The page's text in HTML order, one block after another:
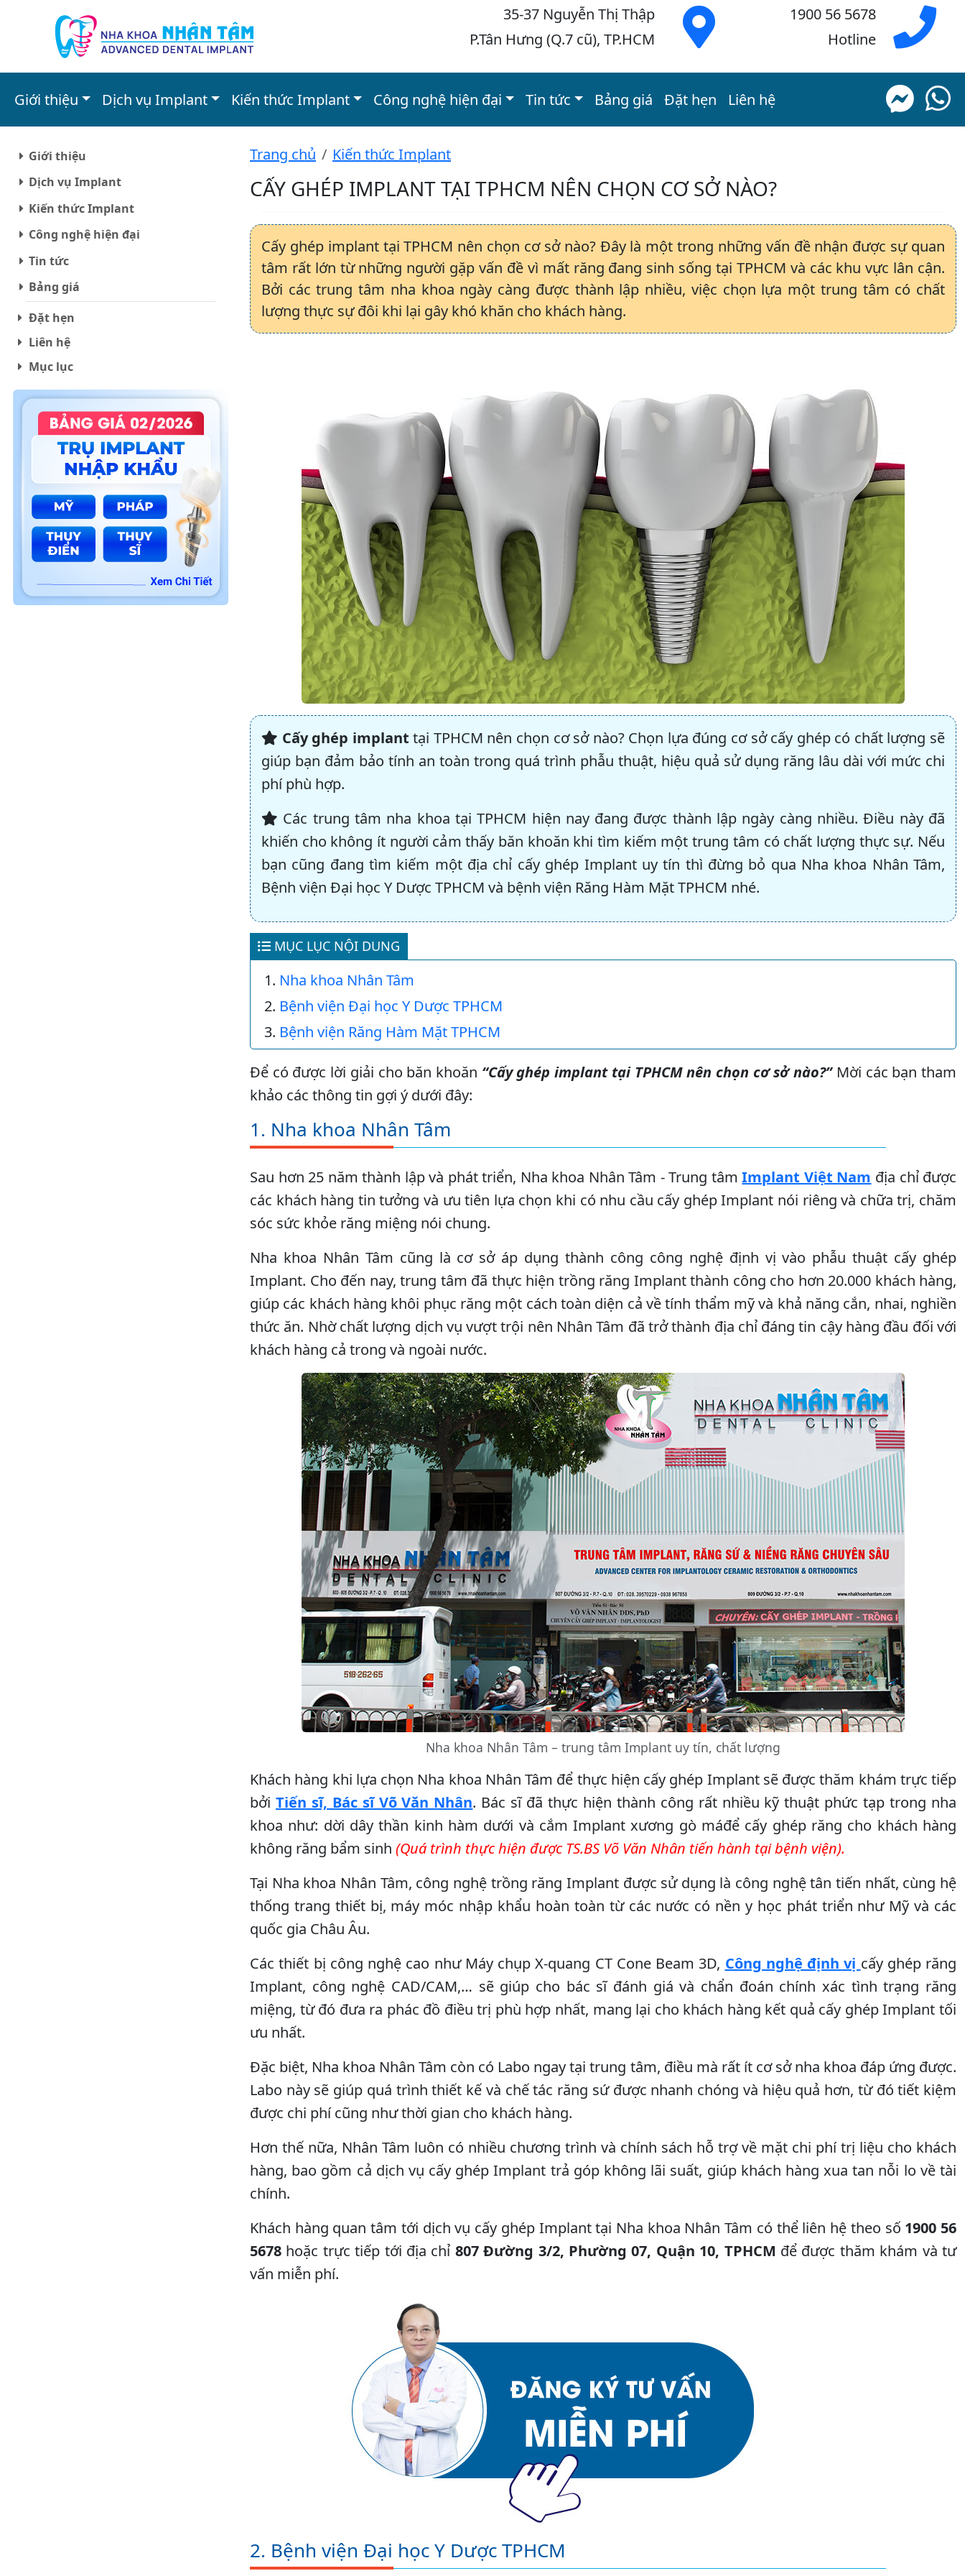
35-37 Nguyễn Thị Thập
P.Tân Hưng (Q.7 cũ), TP.HCM
1900 56 5678
Hotline
Giới thiệu Dịch vụ Implant Kiến thức Implant Công nghệ hiện đại Tin tức Bảng giá Đặt hẹn Liên hệ
Giới thiệu
Dịch vụ Implant
Kiến thức Implant
Công nghệ hiện đại
Tin tức
Bảng giá
Đặt hẹn
Liên hệ
Mục lục
Trang chủ Kiến thức Implant
CẤY GHÉP IMPLANT TẠI TPHCM NÊN CHỌN CƠ SỞ NÀO?
Cấy ghép implant tại TPHCM nên chọn cơ sở nào? Đây là một trong những vấn đề nhận được sự quan
tâm rất lớn từ những người gặp vấn đề vì mất răng đang sinh sống tại TPHCM và các khu vực lân cận.
Bởi các trung tâm nha khoa ngày càng được thành lập nhiều, việc chọn lựa một trung tâm có chất
lượng thực sự đôi khi lại gây khó khăn cho khách hàng.
Cấy ghép implant tại TPHCM nên chọn cơ sở nào? Chọn lựa đúng cơ sở cấy ghép có chất lượng sẽ
giúp bạn đảm bảo tính an toàn trong quá trình phẫu thuật, hiệu quả sử dụng răng lâu dài với mức chi
phí phù hợp.
Các trung tâm nha khoa tại TPHCM hiện nay đang được thành lập ngày càng nhiều. Điều này đã
khiến cho không ít người cảm thấy băn khoăn khi tìm kiếm một trung tâm có chất lượng thực sự. Nếu
bạn cũng đang tìm kiếm một địa chỉ cấy ghép Implant uy tín thì đừng bỏ qua Nha khoa Nhân Tâm,
Bệnh viện Đại học Y Dược TPHCM và bệnh viện Răng Hàm Mặt TPHCM nhé.
MỤC LỤC NỘI DUNG
Nha khoa Nhân Tâm
Bệnh viện Đại học Y Dược TPHCM
Bệnh viện Răng Hàm Mặt TPHCM
Để có được lời giải cho băn khoăn “Cấy ghép implant tại TPHCM nên chọn cơ sở nào?” Mời các bạn tham
khảo các thông tin gợi ý dưới đây:
1. Nha khoa Nhân Tâm
Sau hơn 25 năm thành lập và phát triển, Nha khoa Nhân Tâm - Trung tâmImplant Việt Nam địa chỉ được
các khách hàng tin tưởng và ưu tiên lựa chọn khi có nhu cầu cấy ghép Implant nói riêng và chữa trị, chăm
sóc sức khỏe răng miệng nói chung.
Nha khoa Nhân Tâm cũng là cơ sở áp dụng thành công công nghệ định vị vào phẫu thuật cấy ghép
Implant. Cho đến nay, trung tâm đã thực hiện trồng răng Implant thành công cho hơn 20.000 khách hàng,
giúp các khách hàng khôi phục răng một cách toàn diện cả về tính thẩm mỹ và khả năng cắn, nhai, nghiền
thức ăn. Nhờ chất lượng dịch vụ vượt trội nên Nhân Tâm đã trở thành địa chỉ đáng tin cậy hàng đầu đối với
khách hàng cả trong và ngoài nước.
Nha khoa Nhân Tâm – trung tâm Implant uy tín, chất lượng
Khách hàng khi lựa chọn Nha khoa Nhân Tâm để thực hiện cấy ghép Implant sẽ được thăm khám trực tiếp
bởi Tiến sĩ, Bác sĩ Võ Văn Nhân. Bác sĩ đã thực hiện thành công rất nhiều kỹ thuật phức tạp trong nha
khoa như: dời dây thần kinh hàm dưới và cắm Implant xương gò máđể cấy ghép răng cho khách hàng
không răng bẩm sinh (Quá trình thực hiện được TS.BS Võ Văn Nhân tiến hành tại bệnh viện).
Tại Nha khoa Nhân Tâm, công nghệ trồng răng Implant được sử dụng là công nghệ tân tiến nhất, cùng hệ
thống trang thiết bị, máy móc nhập khẩu hoàn toàn từ các nước có nền y học phát triển như Mỹ và các
quốc gia Châu Âu.
Các thiết bị công nghệ cao như Máy chụp X-quang CT Cone Beam 3D, Công nghệ định vị cấy ghép răng
Implant, công nghệ CAD/CAM,… sẽ giúp cho bác sĩ đánh giá và chẩn đoán chính xác tình trạng răng
miệng, từ đó đưa ra phác đồ điều trị phù hợp nhất, mang lại cho khách hàng kết quả cấy ghép Implant tối
ưu nhất.
Đặc biệt, Nha khoa Nhân Tâm còn có Labo ngay tại trung tâm, điều mà rất ít cơ sở nha khoa đáp ứng được.
Labo này sẽ giúp quá trình thiết kế và chế tác răng sứ được nhanh chóng và hiệu quả hơn, từ đó tiết kiệm
được chi phí cũng như thời gian cho khách hàng.
Hơn thế nữa, Nhân Tâm luôn có nhiều chương trình và chính sách hỗ trợ về mặt chi phí trị liệu cho khách
hàng, bao gồm cả dịch vụ cấy ghép Implant trả góp không lãi suất, giúp khách hàng xua tan nỗi lo về tài
chính.
Khách hàng quan tâm tới dịch vụ cấy ghép Implant tại Nha khoa Nhân Tâm có thể liên hệ theo số 1900 56
5678 hoặc trực tiếp tới địa chỉ 807 Đường 3/2, Phường 07, Quận 10, TPHCM để được thăm khám và tư
vấn miễn phí.
2. Bệnh viện Đại học Y Dược TPHCM